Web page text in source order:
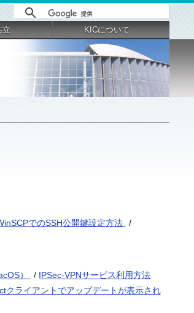
でのSSH公開鍵設定方法
/
） / IPSec-VPNサービス利用方法
クライアントでアップデートが表示され
立 KICについて